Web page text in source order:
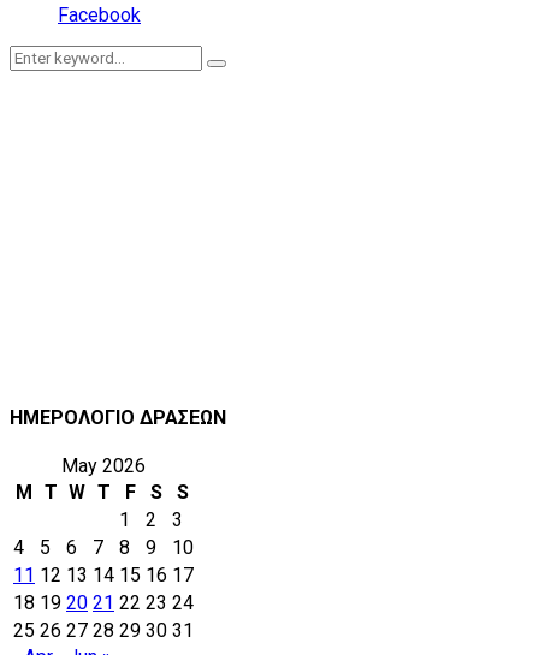
Facebook
Search
for:
Search
ΗΜΕΡΟΛΟΓΙΟ ΔΡΑΣΕΩΝ
May 2026
M T W T F S
S
1
2
3
4
5 6 7 8 9
10
11 12 13 14 15 16 17
18 19 20 21 22 23 24
25 26 27 28 29 30 31